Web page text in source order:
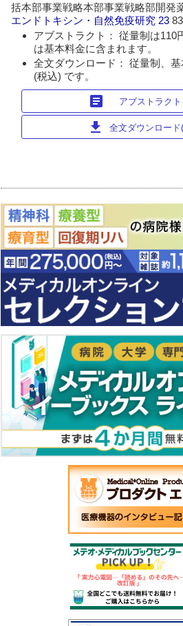
括本部事業戦略本部事業戦略部開発
エンドトキシン・自然免疫研究 23
アブストラクト： 従量制は110
は基本料金に含まれます。
全文ダウンロード： 従量制、
(税込) です。
article アブストラク
download 全文ダウンロー